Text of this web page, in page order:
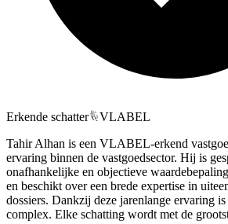
Erkende schatter
VLABEL
Tahir Alhan is een VLABEL-erkend
ervaring binnen de vastgoedsector. Hij is
onafhankelijke en objectieve
en beschikt over een brede expertise in
dossiers. Dankzij deze jarenlange ervaring
complex. Elke schatting wordt met de